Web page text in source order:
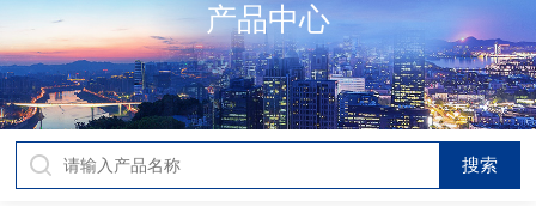
产品中心